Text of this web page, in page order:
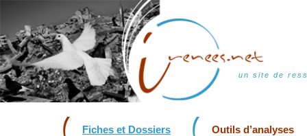
un site de
Fiches et Dossiers Outils d’analyses